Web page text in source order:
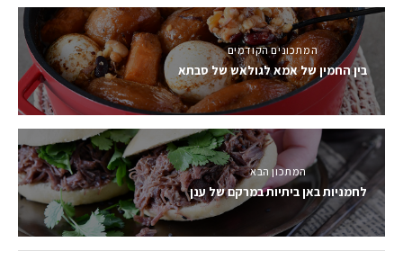
המתכונים הקודמים
בין החמין של אמא לגולאש של סבתא
המתכון הבא
לחמניות באן ביתיות במרקם של ענן